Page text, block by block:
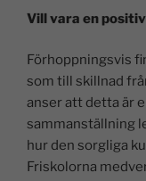
Vill vara en
Förhoppningsvis
som till skillnad
anser att detta är
sammanställning
hur den sorgliga
Friskolorna